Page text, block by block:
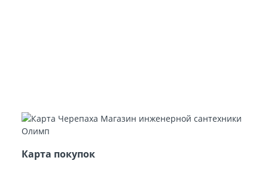
Карта покупок